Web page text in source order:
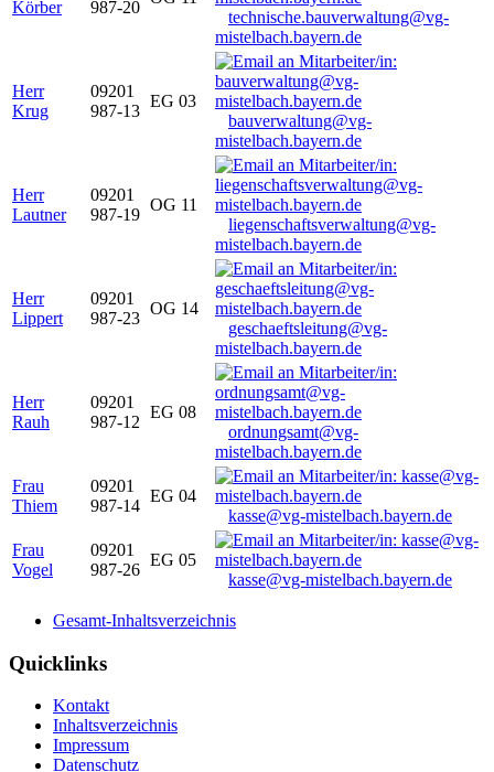
Körber
987-20
technische.bauverwaltung@vg-
mistelbach.bayern.de
Herr
Krug
09201
987-13
EG 03
bauverwaltung@vg-
mistelbach.bayern.de
Herr
Lautner
09201
987-19
OG 11
liegenschaftsverwaltung@vg-
mistelbach.bayern.de
Herr
Lippert
09201
987-23
OG 14
geschaeftsleitung@vg-
mistelbach.bayern.de
Herr
Rauh
09201
987-12
EG 08
ordnungsamt@vg-
mistelbach.bayern.de
Frau
Thiem
09201
987-14
EG 04
kasse@vg-mistelbach.bayern.de
Frau
Vogel
09201
987-26
EG 05
kasse@vg-mistelbach.bayern.de
Gesamt-Inhaltsverzeichnis
Quicklinks
Kontakt
Inhaltsverzeichnis
Impressum
Datenschutz